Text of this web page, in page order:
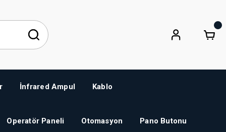
İnfrared Ampul Kablo
Operatör Paneli Otomasyon Pano Butonu